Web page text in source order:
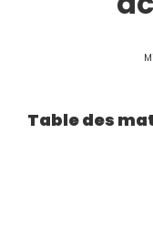
Table des